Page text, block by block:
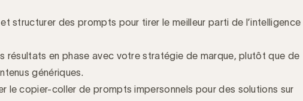
structurer des prompts pour tirer le meilleur parti de l’intelligence
résultats en phase avec votre stratégie de marque, plutôt que de
génériques.
le copier-coller de prompts impersonnels pour des solutions sur